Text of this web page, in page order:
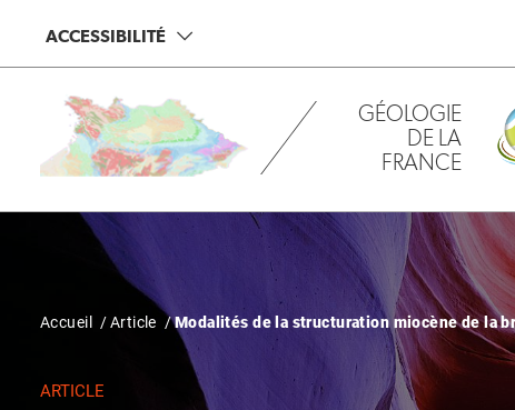
contenu
ACCESSIBILITÉ
GÉOLOGIE
DE LA
FRANCE
Fil
Accueil Article Modalités de la structuration miocène de la
ARTICLE